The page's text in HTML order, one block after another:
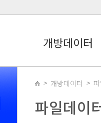
개방데이터
개방데이터
파일데이